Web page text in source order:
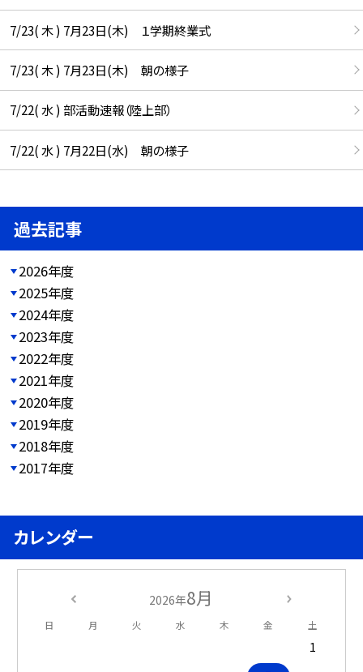
7/23( 木 ) 7月23日(木) １学期終業式
7/23( 木 ) 7月23日(木) 朝の様子
7/22( 水 ) 部活動速報（陸上部）
7/22( 水 ) 7月22日(水) 朝の様子
過去記事
2026年度
2025年度
2024年度
2023年度
2022年度
2021年度
2020年度
2019年度
2018年度
2017年度
カレンダー
2026年8月
日 月 火 水 木 金 土
1